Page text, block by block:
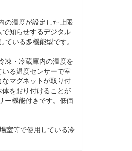
の温度が設定した上限
知らせするデジタル
いる多機能型です。
凍・冷蔵庫内の温度を
る温度センサーで室
マグネットが取り付
を貼り付けることが
ー機能付きです。低価
室等で使用している冷